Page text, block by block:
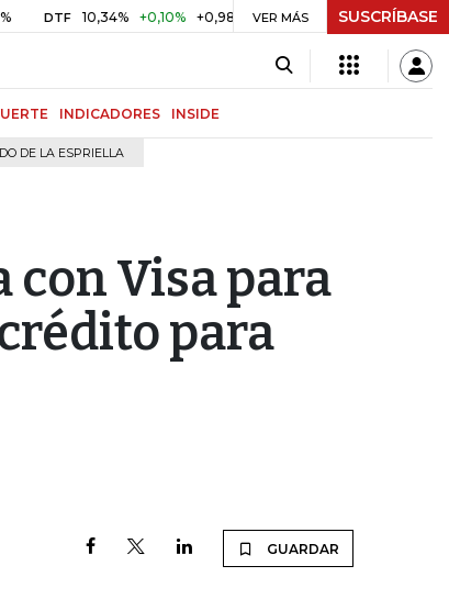
10,34% +0,10% +0,98% UVR $ 416,96 +$ 0,05 +0,01%
VER MÁS SUSCRÍBASE
INDICADORES INSIDE
DE LA ESPRIELLA
con Visa para
para
GUARDAR